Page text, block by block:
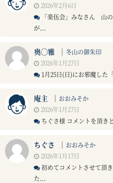
2026年2月6日
「楽伍会」みなさん 山
が...
奥◯雅 ｜ 冬山の御朱印
2026年1月27日
1月25日(日)にお邪魔した
庵主 ｜ おおみそか
2026年1月27日
ちぐさ様 コメントを頂き
ちぐさ ｜ おおみそか
2026年1月17日
初めてコメントさせて頂
た...